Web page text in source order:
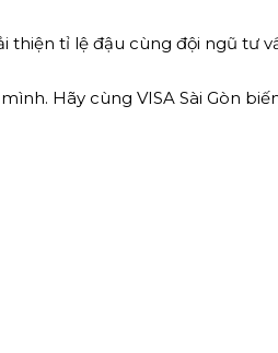
thiện tỉ lệ đậu cùng đội ngũ tư
Hãy cùng VISA Sài Gòn